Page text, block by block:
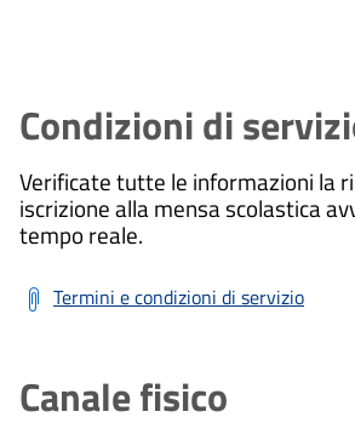
Condizioni di
Verificate tutte le informazioni la
iscrizione alla mensa scolastica
tempo reale.
Termini e condizioni di servizio
Canale fisico